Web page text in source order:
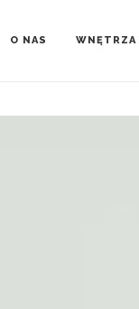
O NAS WNĘTRZA